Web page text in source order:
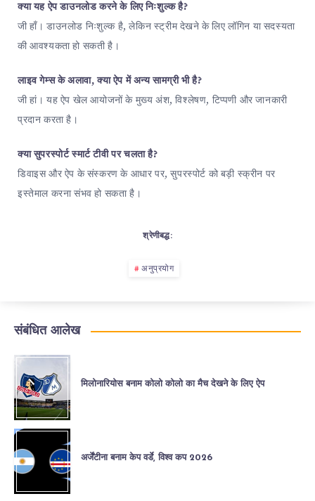
क्या यह ऐप डाउनलोड करने के लिए निःशुल्क है?
जी हाँ। डाउनलोड निःशुल्क है, लेकिन स्ट्रीम देखने के लिए लॉगिन या सदस्यता
की आवश्यकता हो सकती है।
लाइव गेम्स के अलावा, क्या ऐप में अन्य सामग्री भी है?
जी हां। यह ऐप खेल आयोजनों के मुख्य अंश, विश्लेषण, टिप्पणी और जानकारी
प्रदान करता है।
क्या सुपरस्पोर्ट स्मार्ट टीवी पर चलता है?
डिवाइस और ऐप के संस्करण के आधार पर, सुपरस्पोर्ट को बड़ी स्क्रीन पर
इस्तेमाल करना संभव हो सकता है।
श्रेणीबद्ध:
अनुप्रयोग
संबंधित आलेख
मिलोनारियोस बनाम कोलो कोलो का मैच देखने के लिए ऐप
अर्जेंटीना बनाम केप वर्डे, विश्व कप 2026